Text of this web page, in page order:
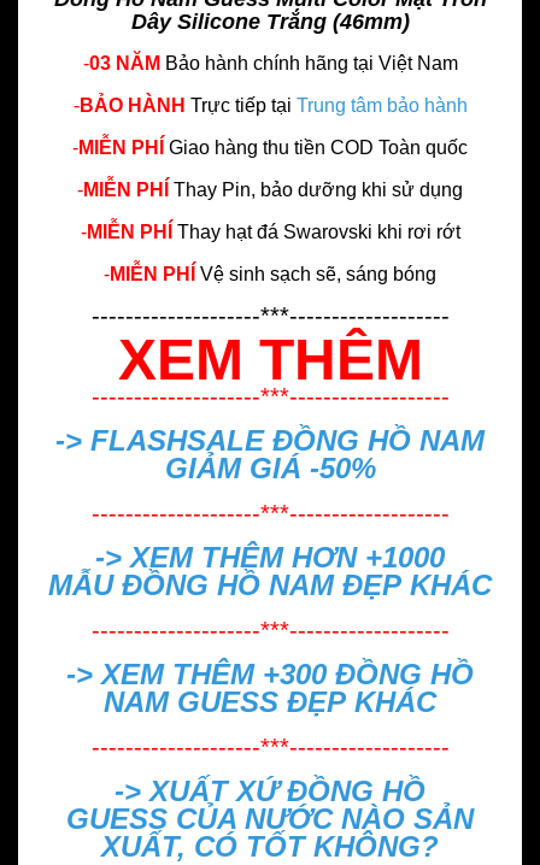
Dây Silicone Trắng (46mm)
-03 NĂM Bảo hành chính hãng tại Việt Nam
-BẢO HÀNH Trực tiếp tại Trung tâm bảo hành
-MIỄN PHÍ Giao hàng thu tiền COD Toàn quốc
-MIỄN PHÍ Thay Pin, bảo dưỡng khi sử dụng
-MIỄN PHÍ Thay hạt đá Swarovski khi rơi rớt
-MIỄN PHÍ Vệ sinh sạch sẽ, sáng bóng
--------------------***-------------------
XEM THÊM
--------------------***-------------------
-> FLASHSALE ĐỒNG HỒ NAM
GIẢM GIÁ -50%
--------------------***-------------------
-> XEM THÊM HƠN +1000
MẪU ĐỒNG HỒ NAM ĐẸP KHÁC
--------------------***-------------------
-> XEM THÊM +300 ĐỒNG HỒ
NAM GUESS ĐẸP KHÁC
--------------------***-------------------
->XUẤT XỨ ĐỒNG HỒ
GUESS CỦA NƯỚC NÀO SẢN
XUẤT, CÓ TỐT KHÔNG?